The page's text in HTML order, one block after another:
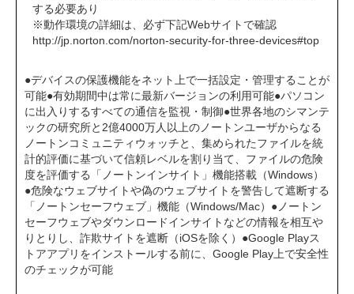
する必要あり
※動作環境の詳細は、必ず下記Webサイトで確認
http://jp.norton.com/norton-security-for-three-devices#top
●デバイスの保護機能をネット上で一括設定・管理することが
可能●有効期間中は常に最新バージョンの利用可能●パソコン
に出入りするすべての通信を監視・制御●世界各地のシマンテ
ックの研究所と2億4000万人以上のノートンユーザからなる
ノートンコミュニティウォッチと、集められたファイルを統
計的評価に基づいて信頼レベルを割り当て、ファイルの危険
度を評価する「ノートンインサイト」機能搭載（Windows）
●危険なウェブサイトや偽のウェブサイトを警告して遮断する
「ノートンセーフウェブ」機能（Windows/Mac）●ノートン
セーフウェブやダウンロードインサイトなどの情報を相互や
りとりし、詐欺サイトを遮断（iOSを除く）●Google Playス
トアアプリをインストールする前に、Google Play上で安全性
のチェックが可能